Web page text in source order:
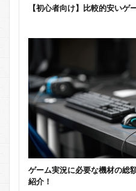
【初心者向け】比較的安い
ゲーム実況に必要な機材の総
紹介！